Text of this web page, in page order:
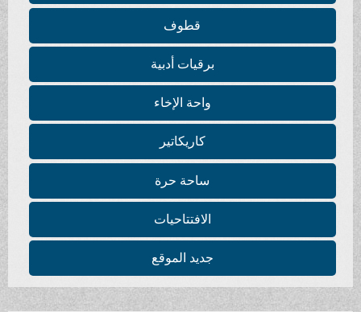
قطوف
برقيات أدبية
واحة الإخاء
كاريكاتير
ساحة حرة
الافتتاحيات
جديد الموقع